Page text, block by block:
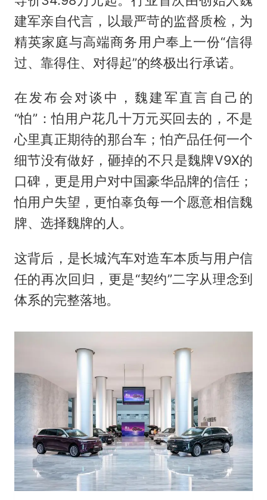
建军亲自代言，以最严苛的监督质检，为
精英家庭与高端商务用户奉上一份“信得
过、靠得住、对得起”的终极出行承诺。
在发布会对谈中，魏建军直言自己的
“怕”：怕用户花几十万元买回去的，不是
心里真正期待的那台车；怕产品任何一个
细节没有做好，砸掉的不只是魏牌V9X的
口碑，更是用户对中国豪华品牌的信任；
怕用户失望，更怕辜负每一个愿意相信魏
牌、选择魏牌的人。
这背后，是长城汽车对造车本质与用户信
任的再次回归，更是“契约”二字从理念到
体系的完整落地。